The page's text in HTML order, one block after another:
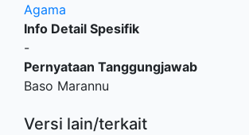
Agama
Info Detail Spesifik
-
Pernyataan Tanggungjawab
Baso Marannu
Versi lain/terkait